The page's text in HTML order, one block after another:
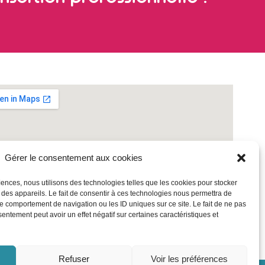
Gérer le consentement aux cookies
nous utilisons des technologies telles que les cookies pour stocker
appareils. Le fait de consentir à ces technologies nous permettra de
comportement de navigation ou les ID uniques sur ce site. Le fait de ne pas
peut avoir un effet négatif sur certaines caractéristiques et
Refuser Voir les préférences